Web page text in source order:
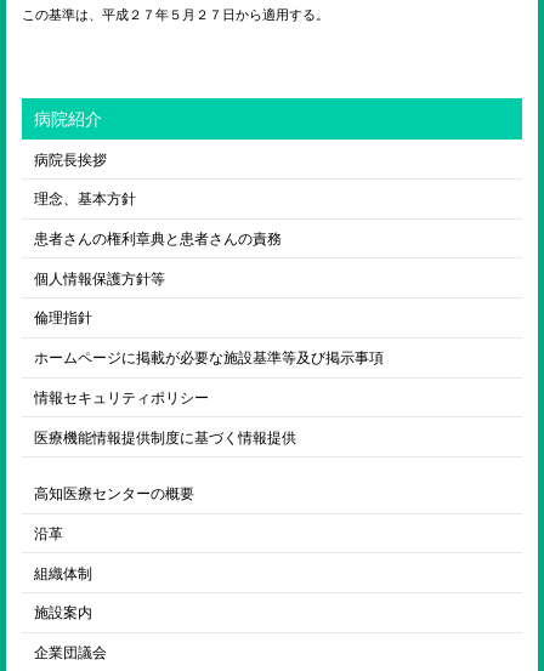
この基準は、平成２７年５月２７日から適用する。
病院紹介
病院長挨拶
理念、基本方針
患者さんの権利章典と患者さんの責務
個人情報保護方針等
倫理指針
ホームページに掲載が必要な施設基準等及び掲示事項
情報セキュリティポリシー
医療機能情報提供制度に基づく情報提供
高知医療センターの概要
沿革
組織体制
施設案内
企業団議会